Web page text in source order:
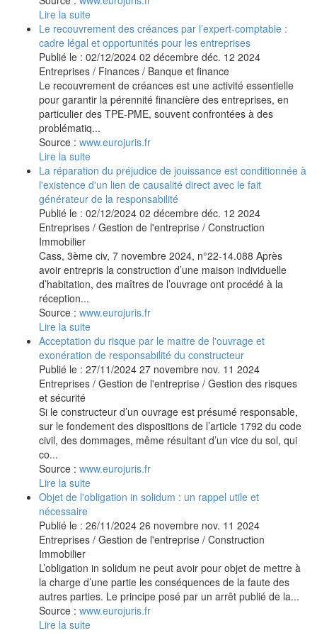
Lire la suite
Le recouvrement des créances par l’expert-comptable :
cadre légal et opportunités pour les entreprises
Publié le : 02/12/2024 02 décembre déc. 12 2024
Entreprises / Finances / Banque et finance
Le recouvrement de créances est une activité essentielle
pour garantir la pérennité financière des entreprises, en
particulier des TPE-PME, souvent confrontées à des
problématiq...
Source : www.eurojuris.fr
Lire la suite
La réparation du préjudice de jouissance est conditionnée à
l'existence d'un lien de causalité direct avec le fait
générateur de la responsabilité
Publié le : 02/12/2024 02 décembre déc. 12 2024
Entreprises / Gestion de l'entreprise / Construction
Immobilier
Cass, 3ème civ, 7 novembre 2024, n°22-14.088 Après
avoir entrepris la construction d’une maison individuelle
d’habitation, des maîtres de l’ouvrage ont procédé à la
réception...
Source : www.eurojuris.fr
Lire la suite
Acceptation du risque par le maitre de l'ouvrage et
exonération de responsabilité du constructeur
Publié le : 27/11/2024 27 novembre nov. 11 2024
Entreprises / Gestion de l'entreprise / Gestion des risques
et sécurité
Si le constructeur d’un ouvrage est présumé responsable,
sur le fondement des dispositions de l’article 1792 du code
civil, des dommages, même résultant d’un vice du sol, qui
co...
Source : www.eurojuris.fr
Lire la suite
Objet de l'obligation in solidum : un rappel utile et
nécessaire
Publié le : 26/11/2024 26 novembre nov. 11 2024
Entreprises / Gestion de l'entreprise / Construction
Immobilier
L’obligation in solidum ne peut avoir pour objet de mettre à
la charge d’une partie les conséquences de la faute des
autres parties. Le principe posé par un arrêt publié de la...
Source : www.eurojuris.fr
Lire la suite